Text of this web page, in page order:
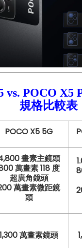
vs. POCO X5
規格比較表
POCO X5 5G
畫素主鏡頭
萬畫素 118 度
超廣角鏡頭
萬畫素微距鏡
頭
1,300 萬畫素鏡頭